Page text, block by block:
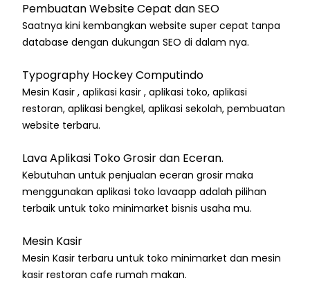
Pembuatan Website Cepat dan SEO
Saatnya kini kembangkan website super cepat tanpa
database dengan dukungan SEO di dalam nya.
Typography Hockey Computindo
Mesin Kasir , aplikasi kasir , aplikasi toko, aplikasi
restoran, aplikasi bengkel, aplikasi sekolah, pembuatan
website terbaru.
Lava Aplikasi Toko Grosir dan Eceran.
Kebutuhan untuk penjualan eceran grosir maka
menggunakan aplikasi toko lavaapp adalah pilihan
terbaik untuk toko minimarket bisnis usaha mu.
Mesin Kasir
Mesin Kasir terbaru untuk toko minimarket dan mesin
kasir restoran cafe rumah makan.